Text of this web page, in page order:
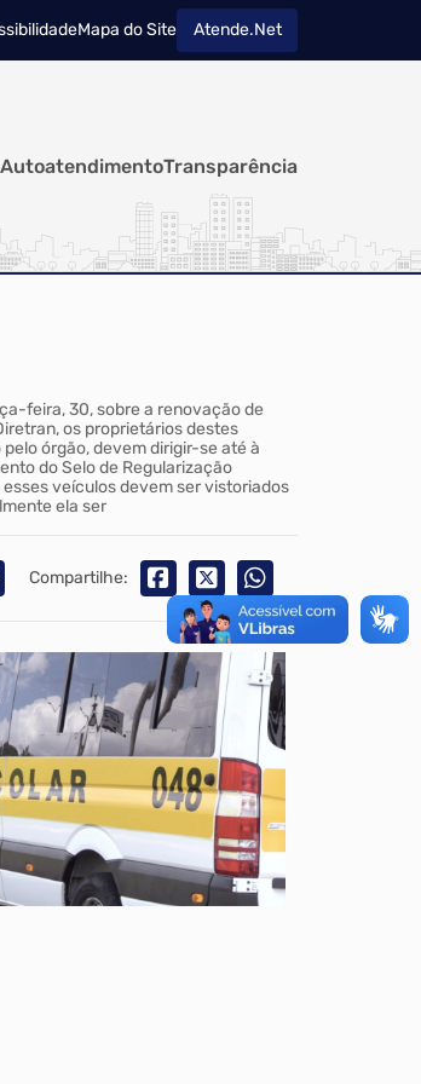
Mapa do Site Atende.Net
AutoatendimentoTransparência
feira, 30, sobre a renovação de
os proprietários destes
órgão, devem dirigir-se até à
do Selo de Regularização
veículos devem ser vistoriados
ela ser
Compartilhe: